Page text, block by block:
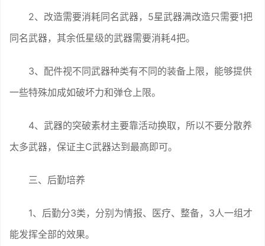
2、改造需要消耗同名武器，5星武器满改造只需要1把
同名武器，其余低星级的武器需要消耗4把。
3、配件视不同武器种类有不同的装备上限，能够提供
一些特殊加成如破坏力和弹仓上限。
4、武器的突破素材主要靠活动换取，所以不要分散养
太多武器，保证主C武器达到最高即可。
三、后勤培养
1、后勤分3类，分别为情报、医疗、整备，3人一组才
能发挥全部的效果。